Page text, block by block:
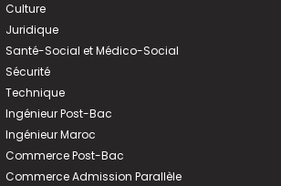
Culture
Juridique
Santé-Social et Médico-Social
Sécurité
Technique
Ingénieur Post-Bac
Ingénieur Maroc
Commerce Post-Bac
Commerce Admission Parallèle